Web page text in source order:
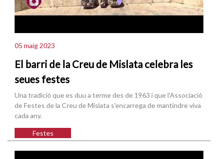
05 maig 2023
El barri de la Creu de Mislata celebra les
seues festes
Una tradició que es duu a terme des de 1963 i que l'Associació
de Festes de la Creu de Mislata s'encarrega de mantindre viva
cada any.
Festes